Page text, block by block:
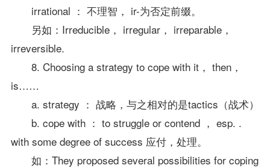
irrational ： 不理智， ir-为否定前缀。
另如：Irreducible， irregular， irreparable，
irreversible.
8. Choosing a strategy to cope with it， then，
is……
a. strategy ： 战略，与之相对的是tactics（战术）
b. cope with ： to struggle or contend ， esp. .
with some degree of success 应付，处理。
如：They proposed several possibilities for coping